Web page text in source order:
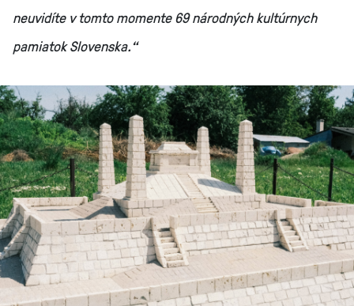
neuvidíte v tomto momente 69 národných kultúrnych
pamiatok Slovenska.“